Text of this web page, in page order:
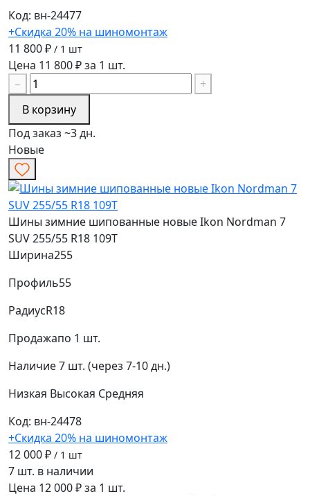
Код: вн-24477
+Скидка 20% на шиномонтаж
11 800 ₽ / 1 шт
Цена 11 800 ₽ за 1 шт.
−
+
В корзину
Под заказ ~3 дн.
Новые
Шины зимние шипованные новые Ikon Nordman 7
SUV 255/55 R18 109T
Ширина255
Профиль55
РадиусR18
Продажапо 1 шт.
Наличие7 шт. (через 7-10 дн.)
Низкая Высокая Средняя
Код: вн-24478
+Скидка 20% на шиномонтаж
12 000 ₽ / 1 шт
7 шт. в наличии
Цена 12 000 ₽ за 1 шт.